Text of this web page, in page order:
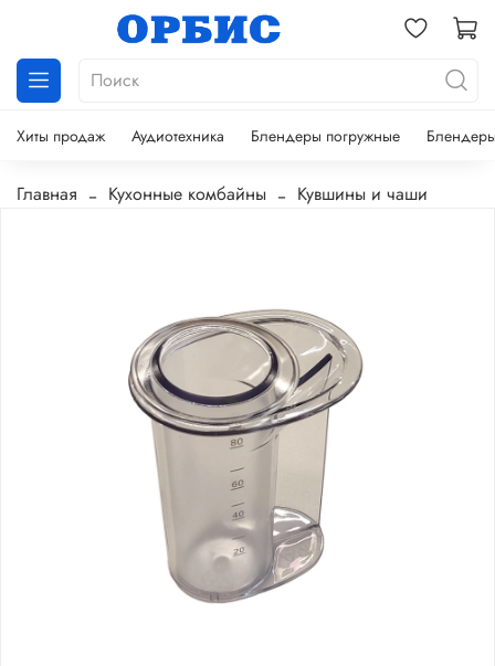
Хиты продаж Аудиотехника Блендеры погружные
Главная Кухонные комбайны Кувшины и чаши